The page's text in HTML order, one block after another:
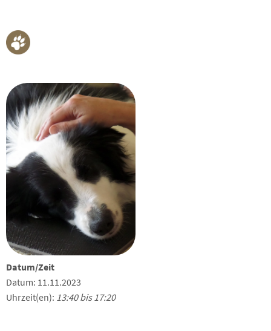
Datum/Zeit
Datum: 11.11.2023
Uhrzeit(en): 13:40 bis 17:20